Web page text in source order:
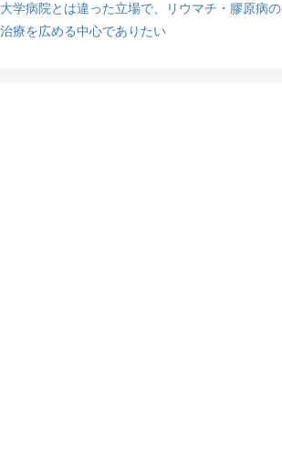
大学病院とは違った立場で、リウマチ・膠原病の
治療を広める中心でありたい